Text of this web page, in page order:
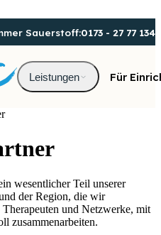
Sauerstoff:0173 - 27 77 134
Leistungen Für
wesentlicher Teil unserer
der Region, die wir
und Netzwerke, mit
zusammenarbeiten.